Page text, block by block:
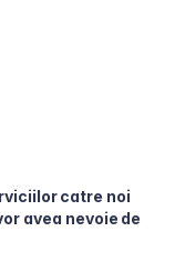
catre noi
avea nevoie de